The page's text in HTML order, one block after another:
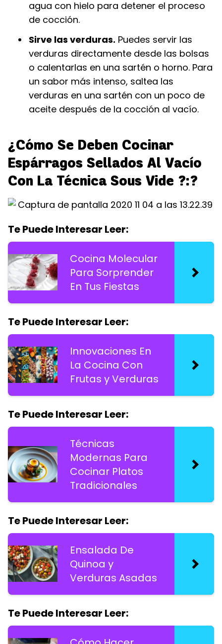
agua con hielo para detener el proceso
de cocción.
Sirve las verduras. Puedes servir las
verduras directamente desde las bolsas
o calentarlas en una sartén o horno. Para
un sabor más intenso, saltea las
verduras en una sartén con un poco de
aceite después de la cocción al vacío.
¿Cómo Se Deben Cocinar
Espárragos Sellados Al Vacío
Con La Técnica Sous Vide ?:?
Te Puede Interesar Leer:
Cocina Molecular
Para Sorprender
En Tus Fiestas
Te Puede Interesar Leer:
Innovaciones En
La Cocina Con
Frutas y Verduras
Te Puede Interesar Leer:
Técnicas
Modernas Para
Cocinar Platos
Tradicionales
Te Puede Interesar Leer:
Ensalada De
Quinoa y
Verduras Asadas
Te Puede Interesar Leer: